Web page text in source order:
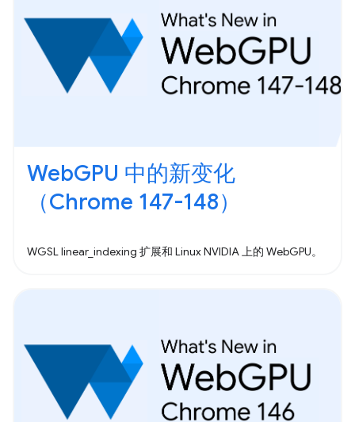
WebGPU 中的新变化
（Chrome 147-148）
WGSL linear_indexing 扩展和 Linux NVIDIA 上的 WebGPU。